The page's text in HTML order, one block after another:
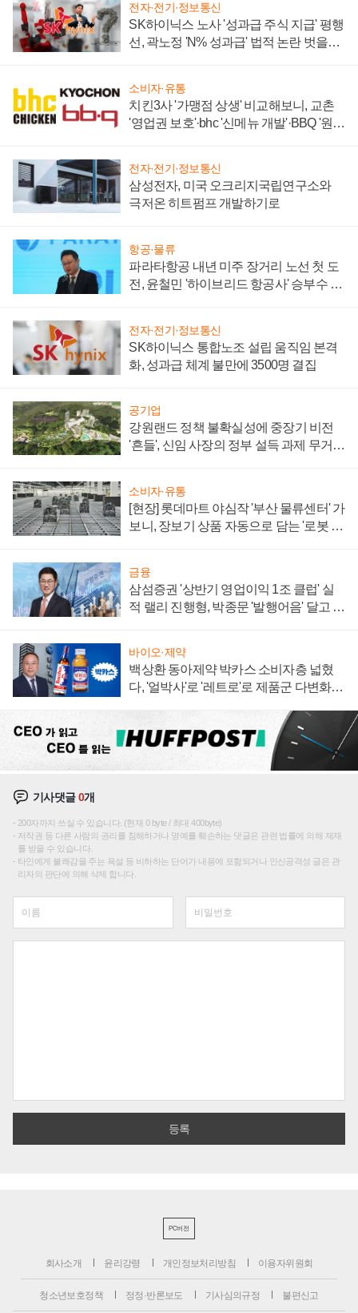
전자·전기·정보통신
SK하이닉스 노사 '성과급 주식 지급' 평행
선, 곽노정 'N% 성과급' 법적 논란 벗을지
소비자·유통
치킨3사 '가맹점 상생' 비교해보니, 교촌
'영업권 보호'·bhc '신메뉴 개발'·BBQ '원가
전자·전기·정보통신
삼성전자, 미국 오크리지국립연구소와
극저온 히트펌프 개발하기로
항공·물류
파라타항공 내년 미주 장거리 노선 첫 도
전, 윤철민 '하이브리드 항공사' 승부수 통
전자·전기·정보통신
SK하이닉스 통합노조 설립 움직임 본격
화, 성과급 체계 불만에 3500명 결집
공기업
강원랜드 정책 불확실성에 중장기 비전
'흔들', 신임 사장의 정부 설득 과제 무거워
소비자·유통
[현장] 롯데마트 야심작 '부산 물류센터' 가
보니, 장보기 상품 자동으로 담는 '로봇 40
금융
삼섬증권 '상반기 영업이익 1조 클럽' 실
적 랠리 진행형, 박종문 '발행어음' 달고 연
바이오·제약
백상환 동아제약 박카스 소비자층 넓혔
다, '얼박사'로 '레트로'로 제품군 다변화
기사댓글0개
200자까지 쓰실 수 있습니다. (현재 0 byte / 최대 400byte)
저작권 등 다른 사람의 권리를 침해하거나 명예를 훼손하는 댓글은 관련 법률에 의해 제재
를 받을 수 있습니다.
타인에게 불쾌감을 주는 욕설 등 비하하는 단어가 내용에 포함되거나 인신공격성 글은 관
리자의 판단에 의해 삭제 합니다.
PC버전
회사소개 윤리강령 개인정보처리방침 이용자위원회
청소년보호정책 정정·반론보도 기사심의규정 불편신고